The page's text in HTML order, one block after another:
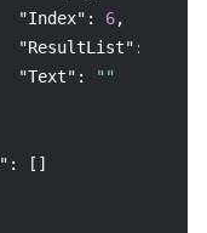
"Index" : 6,
"ResultList" :
"Text" :
""
: [ ]